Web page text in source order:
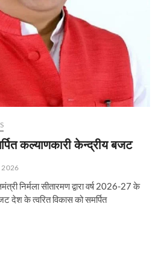
कल्याणकारी केन्‍द्रीय बजट
2026
निर्मला सीतारमण द्वारा वर्ष 2026-27 के
देश के त्वरित विकास को समर्पित